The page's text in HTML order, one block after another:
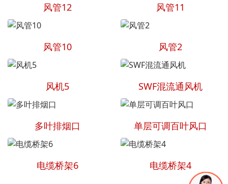
风管12 风管11
风管10 风管2
风机5 SWF混流通风机
多叶排烟口 单层可调百叶风口
电缆桥架6 电缆桥架4